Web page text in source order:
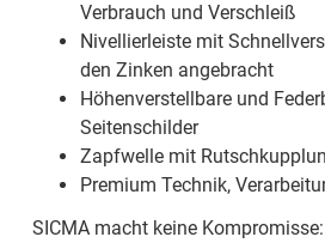
Verbrauch und Verschleiß
Nivellierleiste mit
den Zinken angebracht
Höhenverstellbare und
Seitenschilder
Zapfwelle mit
Premium Technik,
SICMA macht keine